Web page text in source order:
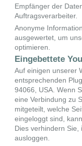
Empfänger der
Auftragsverarbeiter.
Anonyme
ausgewertet, um
optimieren.
Eingebettete
Auf einigen unserer
entsprechenden
94066, USA. Wenn
eine Verbindung zu
mitgeteilt, welche
eingeloggt sind,
Dies verhindern
ausloggen.